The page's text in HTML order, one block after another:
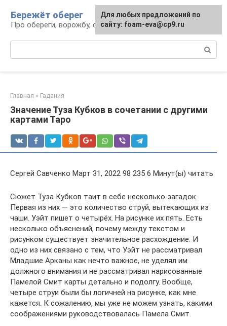
контенту
Бережёт оберег
Про обереги, ворожбу, сны и гадания
Главная » Гадания
Значение Туза Кубков в сочетании с другими
картами Таро
Сергей Савченко Март 31, 2022 98 235 6 Минут(ы) читать
Сюжет Туза Кубков таит в себе несколько загадок.
Первая из них ― это количество струй, вытекающих из
чаши. Уэйт пишет о четырёх. На рисунке их пять. Есть
несколько объяснений, почему между текстом и
рисунком существует значительное расхождение. И
одно из них связано с тем, что Уэйт не рассматривал
Младшие Арканы как нечто важное, не уделял им
должного внимания и не рассматривал нарисованные
Памелой Смит карты детально и подолгу. Вообще,
четыре струи были бы логичней на рисунке, как мне
кажется. К сожалению, мы уже не можем узнать, какими
соображениями руководствовалась Памела Смит.
Для любых предложений по
сайту: foam-eva@cp9.ru